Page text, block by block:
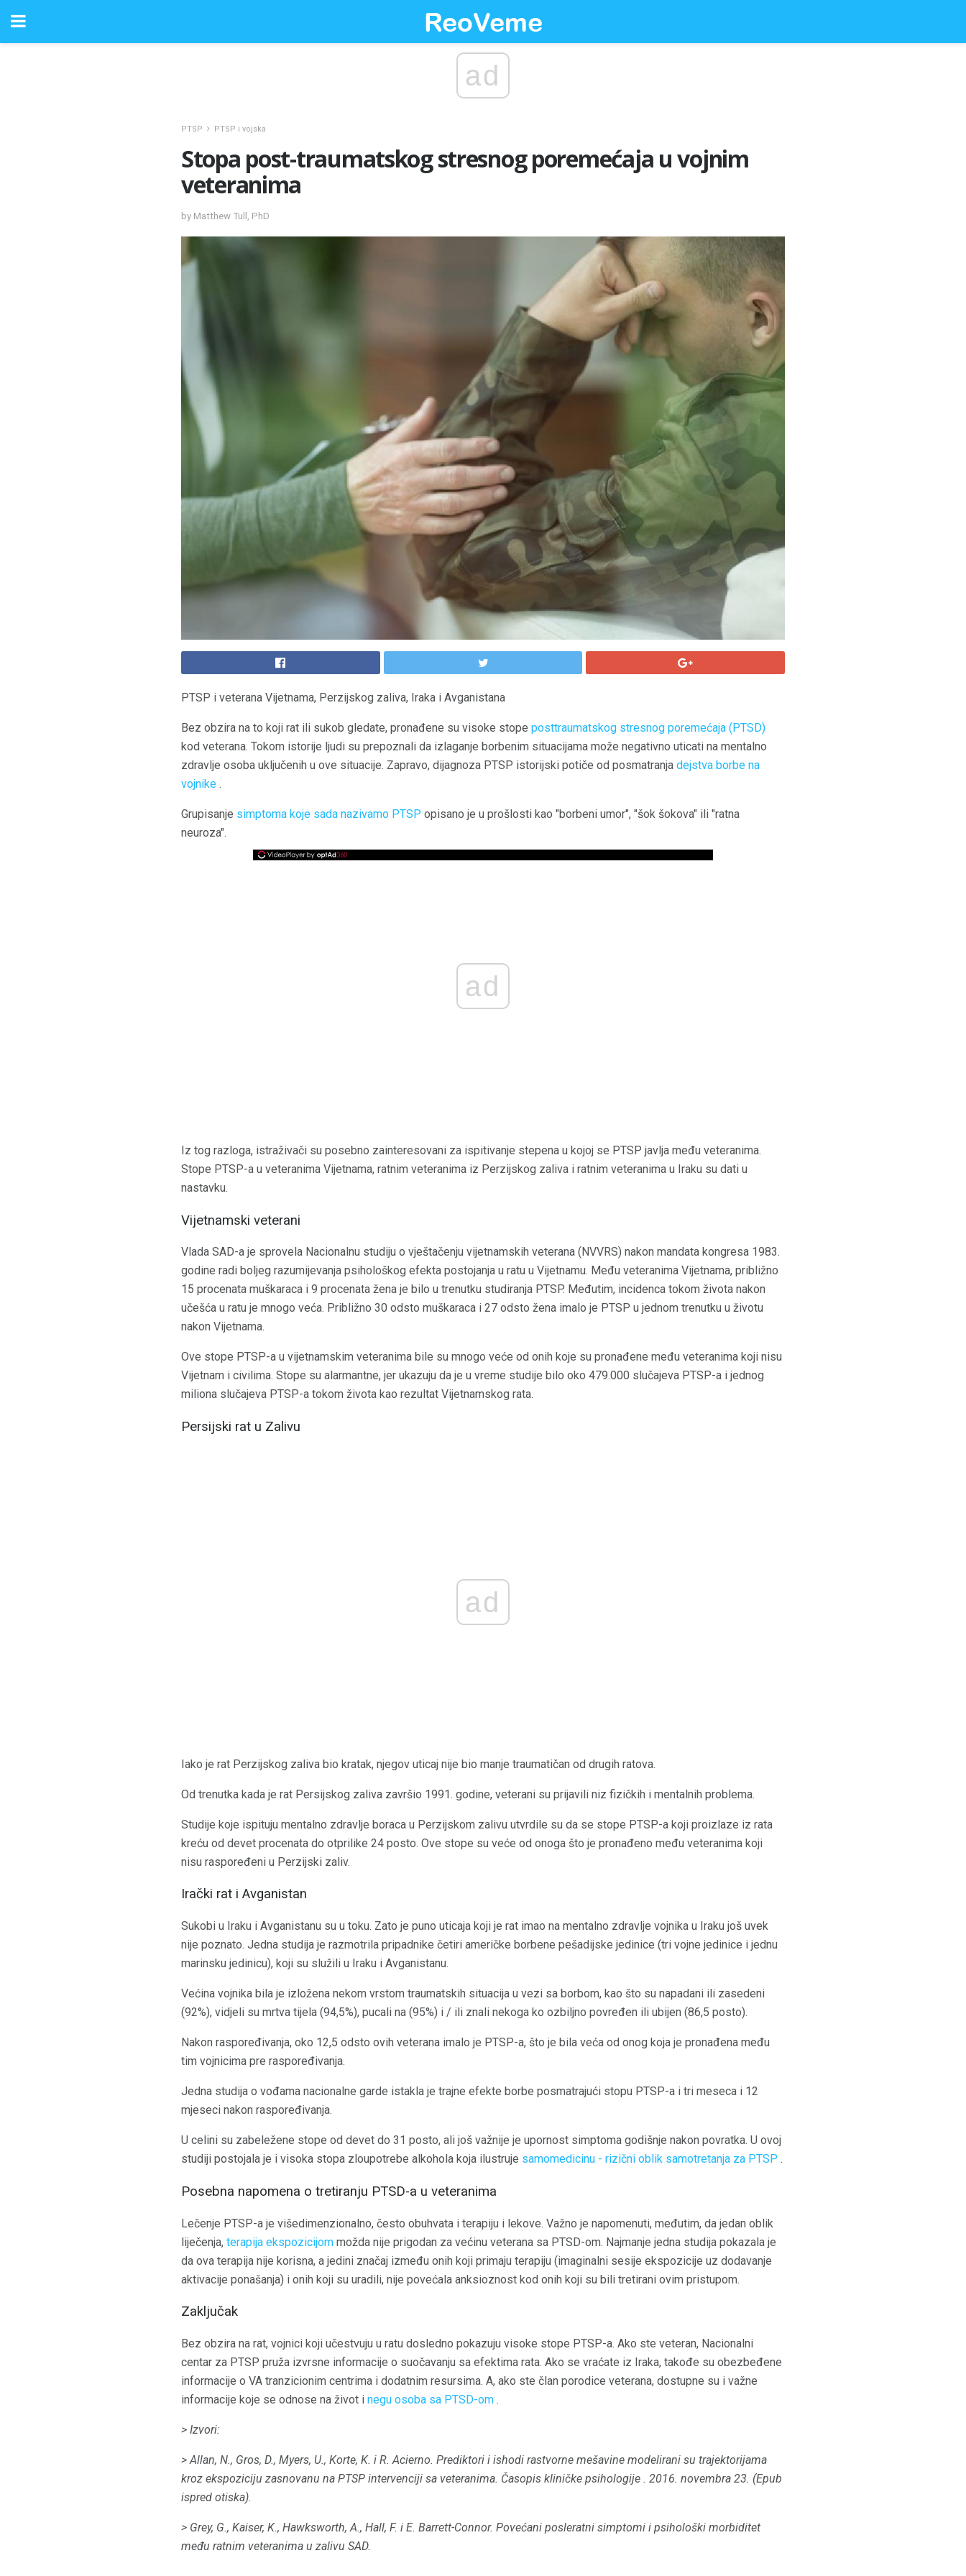
ad
PTSP PTSP i vojska
Stopa post-traumatskog stresnog poremećaja u vojnim
veteranima
by Matthew Tull, PhD
PTSP i veterana Vijetnama, Perzijskog zaliva, Iraka i Avganistana
Bez obzira na to koji rat ili sukob gledate, pronađene su visoke stope posttraumatskog stresnog poremećaja (PTSD)
kod veterana. Tokom istorije ljudi su prepoznali da izlaganje borbenim situacijama može negativno uticati na mentalno
zdravlje osoba uključenih u ove situacije. Zapravo, dijagnoza PTSP istorijski potiče od posmatranja dejstva borbe na
vojnike .
Grupisanje simptoma koje sada nazivamo PTSP opisano je u prošlosti kao "borbeni umor", "šok šokova" ili "ratna
neuroza".
ad
Iz tog razloga, istraživači su posebno zainteresovani za ispitivanje stepena u kojoj se PTSP javlja među veteranima.
Stope PTSP-a u veteranima Vijetnama, ratnim veteranima iz Perzijskog zaliva i ratnim veteranima u Iraku su dati u
nastavku.
Vijetnamski veterani
Vlada SAD-a je sprovela Nacionalnu studiju o vještačenju vijetnamskih veterana (NVVRS) nakon mandata kongresa 1983.
godine radi boljeg razumijevanja psihološkog efekta postojanja u ratu u Vijetnamu. Među veteranima Vijetnama, približno
15 procenata muškaraca i 9 procenata žena je bilo u trenutku studiranja PTSP. Međutim, incidenca tokom života nakon
učešća u ratu je mnogo veća. Približno 30 odsto muškaraca i 27 odsto žena imalo je PTSP u jednom trenutku u životu
nakon Vijetnama.
Ove stope PTSP-a u vijetnamskim veteranima bile su mnogo veće od onih koje su pronađene među veteranima koji nisu
Vijetnam i civilima. Stope su alarmantne, jer ukazuju da je u vreme studije bilo oko 479.000 slučajeva PTSP-a i jednog
miliona slučajeva PTSP-a tokom života kao rezultat Vijetnamskog rata.
Persijski rat u Zalivu
ad
Iako je rat Perzijskog zaliva bio kratak, njegov uticaj nije bio manje traumatičan od drugih ratova.
Od trenutka kada je rat Persijskog zaliva završio 1991. godine, veterani su prijavili niz fizičkih i mentalnih problema.
Studije koje ispituju mentalno zdravlje boraca u Perzijskom zalivu utvrdile su da se stope PTSP-a koji proizlaze iz rata
kreću od devet procenata do otprilike 24 posto. Ove stope su veće od onoga što je pronađeno među veteranima koji
nisu raspoređeni u Perzijski zaliv.
Irački rat i Avganistan
Sukobi u Iraku i Avganistanu su u toku. Zato je puno uticaja koji je rat imao na mentalno zdravlje vojnika u Iraku još uvek
nije poznato. Jedna studija je razmotrila pripadnike četiri američke borbene pešadijske jedinice (tri vojne jedinice i jednu
marinsku jedinicu), koji su služili u Iraku i Avganistanu.
Većina vojnika bila je izložena nekom vrstom traumatskih situacija u vezi sa borbom, kao što su napadani ili zasedeni
(92%), vidjeli su mrtva tijela (94,5%), pucali na (95%) i / ili znali nekoga ko ozbiljno povređen ili ubijen (86,5 posto).
Nakon raspoređivanja, oko 12,5 odsto ovih veterana imalo je PTSP-a, što je bila veća od onog koja je pronađena među
tim vojnicima pre raspoređivanja.
Jedna studija o vođama nacionalne garde istakla je trajne efekte borbe posmatrajući stopu PTSP-a i tri meseca i 12
mjeseci nakon raspoređivanja.
U celini su zabeležene stope od devet do 31 posto, ali još važnije je upornost simptoma godišnje nakon povratka. U ovoj
studiji postojala je i visoka stopa zloupotrebe alkohola koja ilustruje samomedicinu - rizični oblik samotretanja za PTSP .
Posebna napomena o tretiranju PTSD-a u veteranima
Lečenje PTSP-a je višedimenzionalno, često obuhvata i terapiju i lekove. Važno je napomenuti, međutim, da jedan oblik
liječenja, terapija ekspozicijom možda nije prigodan za većinu veterana sa PTSD-om. Najmanje jedna studija pokazala je
da ova terapija nije korisna, a jedini značaj između onih koji primaju terapiju (imaginalni sesije ekspozicije uz dodavanje
aktivacije ponašanja) i onih koji su uradili, nije povećala anksioznost kod onih koji su bili tretirani ovim pristupom.
Zaključak
Bez obzira na rat, vojnici koji učestvuju u ratu dosledno pokazuju visoke stope PTSP-a. Ako ste veteran, Nacionalni
centar za PTSP pruža izvrsne informacije o suočavanju sa efektima rata. Ako se vraćate iz Iraka, takođe su obezbeđene
informacije o VA tranzicionim centrima i dodatnim resursima. A, ako ste član porodice veterana, dostupne su i važne
informacije koje se odnose na život i negu osoba sa PTSD-om .
> Izvori:
> Allan, N., Gros, D., Myers, U., Korte, K. i R. Acierno. Prediktori i ishodi rastvorne mešavine modelirani su trajektorijama
kroz ekspoziciju zasnovanu na PTSP intervenciji sa veteranima. Časopis kliničke psihologije . 2016. novembra 23. (Epub
ispred otiska).
> Grey, G., Kaiser, K., Hawksworth, A., Hall, F. i E. Barrett-Connor. Povećani posleratni simptomi i psihološki morbiditet
među ratnim veteranima u zalivu SAD.